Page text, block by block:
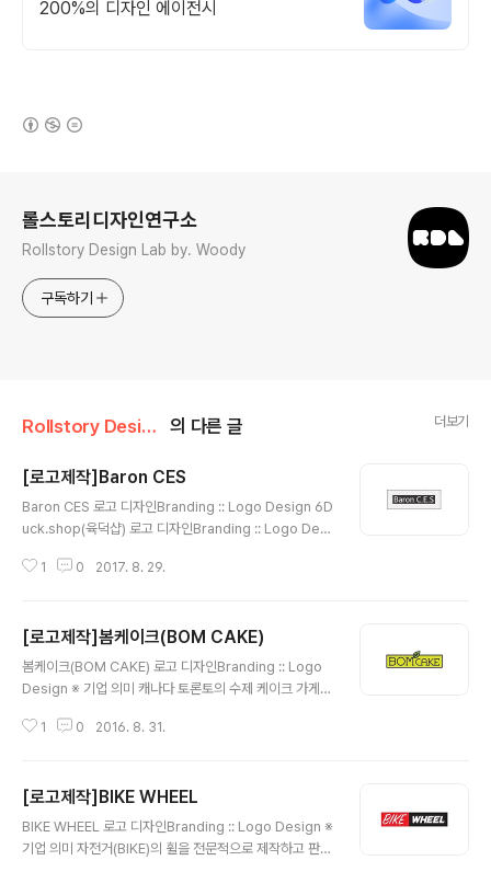
200%의 디자인 에이전시
롤스토리디자인연구소
Rollstory Design Lab by. Woody
구독하기
Rollstory Design/8月 - August 의 다른 글 더보기
[로고제작]Baron CES
Baron CES 로고 디자인Branding :: Logo Design 6D
uck.shop(육덕샵) 로고 디자인Branding :: Logo Desi
y] ※ 기업 의미 Construction Engineering Service
1 0 2017. 8. 29.
[로고제작]봄케이크(BOM CAKE)
봄케이크(BOM CAKE) 로고 디자인Branding :: Logo
Design ※ 기업 의미 캐나다 토론토의 수제 케이크 가게
심플함, 신선한 '봄'이라는 가게의 특성에 맞게 심플한 '나
후, 카드(명함) 및 패키지 디자인까지 같이 의뢰해 주셨습
니다.
1 0 2016. 8. 31.
[로고제작]BIKE WHEEL
BIKE WHEEL 로고 디자인Branding :: Logo Design ※
기업 의미 자전거(BIKE)의 휠을 전문적으로 제작하고 판매